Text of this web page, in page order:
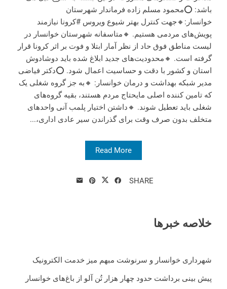
باشد: ⭕️محمود مسلم زاده فرماندار شهرستان
خوانسار:🔸جهت کنترل بهتر شیوع ویروس #کرونا نیازمند
پویش‌های مردمی هستیم. 🔸متاسفانه شهرستان خوانسار در
لیست مناطق فوق حاد از نظر آمار ابتلا و فوت بر اثر کرونا قرار
گرفته است. 🔸محدودیت‌های جدید ابلاغ شده باید دوشادوش
استان و کشور با دقت و حساسیت اعمال شود. ⭕️دکتر فیاضی
مدیر شبکه بهداشت و درمان خوانسار: 🔸به جز گروه شغلی یک
که تامین کننده اصلی مایحتاج مردم هستند، بقیه گروه‌های
شغلی باید تعطیل شوند. 🔸داشتن اختیار پلمب آنی واحدهای
متخلف بدون صرف وقت برای گذراندن سیر عادی اداری،...
Read More
SHARE
خلاصه خبرها
شهرداری خوانسار و سرنوشت مبهم میز خدمت الکترونیک
پیش بینی برداشت حدود چهار هزار تُن آلو از باغ‌های خوانسار